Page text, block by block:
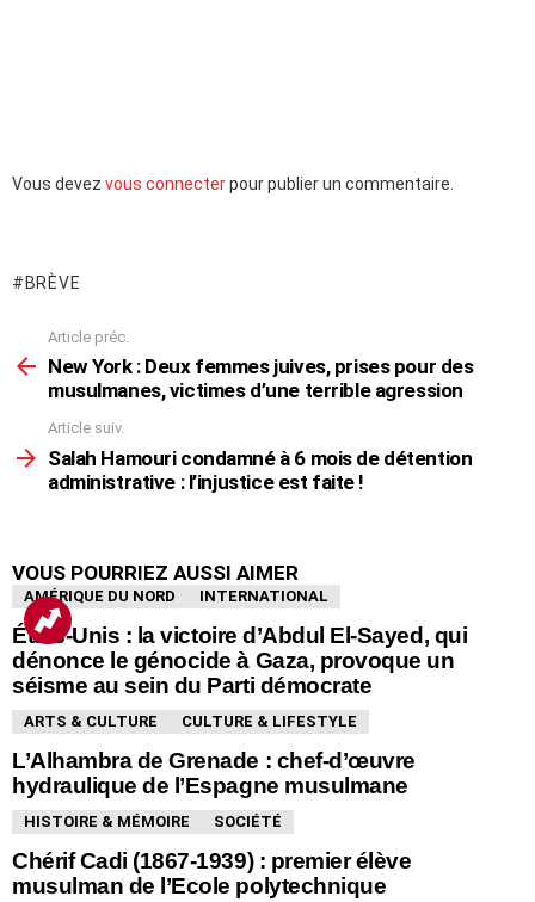
Laisser
Vous devez vous connecterpour publier un commentaire.
BRÈVE
voir
Article préc.
New York : Deux femmes juives, prises pour des
musulmanes, victimes d’une terrible agression
Article suiv.
Salah Hamouri condamné à 6 mois de détention
administrative : l’injustice est faite !
VOUS POURRIEZ AUSSI AIMER
AMÉRIQUE DU NORD INTERNATIONAL
États-Unis : la victoire d’Abdul El-Sayed, qui
dénonce le génocide à Gaza, provoque un
séisme au sein du Parti démocrate
ARTS & CULTURE CULTURE & LIFESTYLE
L’Alhambra de Grenade : chef-d’œuvre
hydraulique de l’Espagne musulmane
HISTOIRE & MÉMOIRE SOCIÉTÉ
Chérif Cadi (1867-1939) : premier élève
musulman de l’Ecole polytechnique